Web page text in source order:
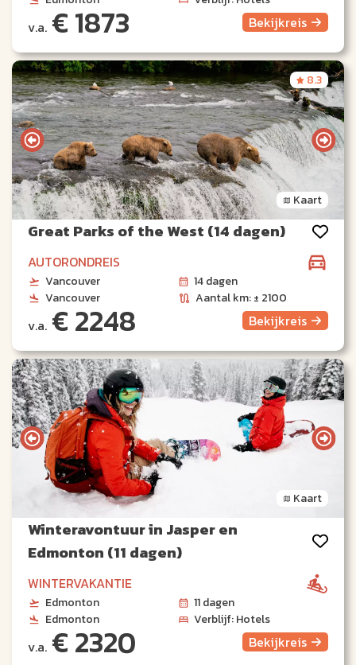
v.a. € 1873 Bekijkreis
8.3
Kaart
Great Parks of the West (14 dagen)
AUTORONDREIS
Vancouver
14 dagen
Vancouver
Aantal km: ± 2100
v.a. € 2248 Bekijkreis
Kaart
Winteravontuur in Jasper en
Edmonton (11 dagen)
WINTERVAKANTIE
Edmonton
11 dagen
Edmonton
Verblijf: Hotels
v.a. € 2320 Bekijkreis